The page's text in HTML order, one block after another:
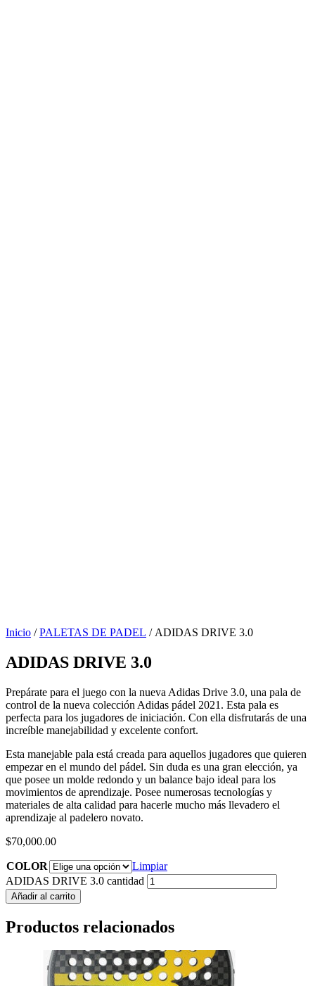
Inicio /PALETAS DE PADEL / ADIDAS DRIVE 3.0
ADIDAS DRIVE 3.0
Prepárate para el juego con la nueva Adidas Drive 3.0, una pala de
control de la nueva colección Adidas pádel 2021. Esta pala es
perfecta para los jugadores de iniciación. Con ella disfrutarás de una
increíble manejabilidad y excelente confort.
Esta manejable pala está creada para aquellos jugadores que quieren
empezar en el mundo del pádel. Sin duda es una gran elección, ya
que posee un molde redondo y un balance bajo ideal para los
movimientos de aprendizaje. Posee numerosas tecnologías y
materiales de alta calidad para hacerle mucho más llevadero el
aprendizaje al padelero novato.
$70,000.00
COLOR
Limpiar
ADIDAS DRIVE 3.0 cantidad
Añadir al carrito
Productos relacionados